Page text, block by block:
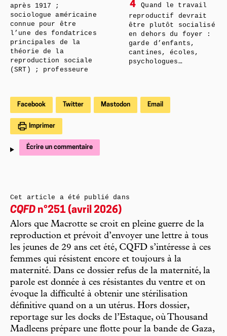
après 1917 ;
sociologue américaine
connue pour être
l’une des fondatrices
principales de la
théorie de la
reproduction sociale
(SRT) ; professeure
4
Quand le travail
reproductif devrait
être plutôt socialisé
en dehors du foyer :
garde d’enfants,
cantines, écoles,
psychologues…
Facebook Twitter Mastodon Email
Imprimer
Écrire un commentaire
Cet article a été publié dans
CQFD n°251 (avril 2026)
Alors que Macrotte se croit en pleine guerre de la
reproduction et prévoit d’envoyer une lettre à tous
les jeunes de 29 ans cet été, CQFD s’intéresse à ces
femmes qui résistent encore et toujours à la
maternité. Dans ce dossier refus de la maternité, la
parole est donnée à ces résistantes du ventre et on
évoque la difficulté à obtenir une stérilisation
définitive quand on a un utérus. Hors dossier,
reportage sur les docks de l’Estaque, où Thousand
Madleens prépare une flotte pour la bande de Gaza,